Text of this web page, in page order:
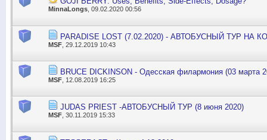
MinnaLongs , 09.02.2020 00:56
PARADISE LOST (7.02.2020) - АВТОБУСНЫЙ ТУР НА
MSF , 29.12.2019 10:43
BRUCE DICKINSON - Одесская филармония (03 марта
MSF , 12.08.2019 16:25
JUDAS PRIEST -АВТОБУСНЫЙ ТУР (8 июня 2020)
MSF, 30.11.2019 15:33